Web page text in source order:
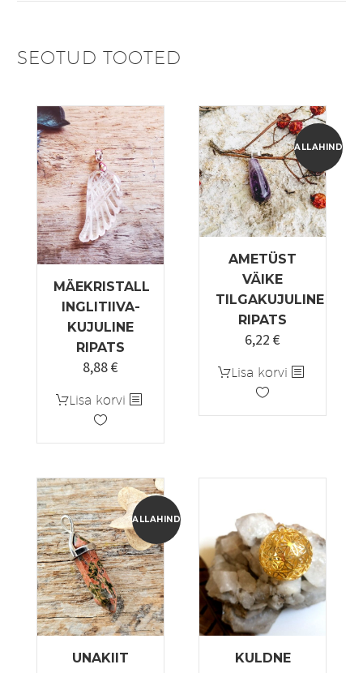
SEOTUD TOOTED
MÄEKRISTALL
INGLITIIVA-
KUJULINE
RIPATS
8,88€
Lisa korvi
ALLAHINDLUS!
AMETÜST
VÄIKE
TILGAKUJULINE
RIPATS
Algne
oli:
7,77 €.
6,22 €Praegune
on:
Lisa korvi
ALLAHINDLUS!
UNAKIIT
KULDNE